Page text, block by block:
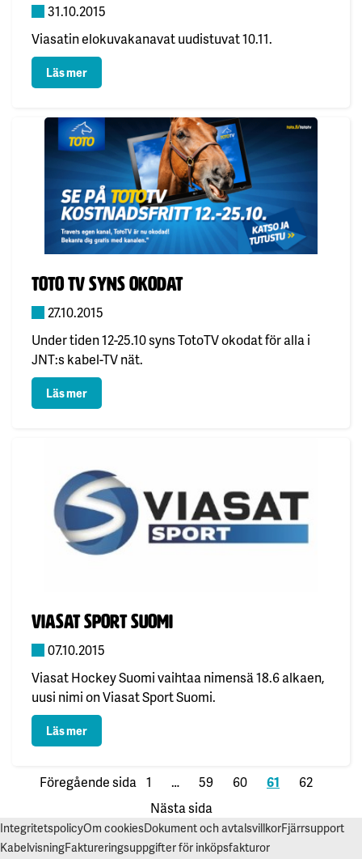
31.10.2015
Viasatin elokuvakanavat uudistuvat 10.11.
Läs mer: Viasatin elokuvakanavat uudistuvat 10.11.
TOTO TV SYNS OKODAT
Publicerad:
27.10.2015
Under tiden 12-25.10 syns TotoTV okodat för alla i
JNT:s kabel-TV nät.
Läs mer: TOTO TV SYNS OKODAT
Viasat sport Suomi
Publicerad:
07.10.2015
Viasat Hockey Suomi vaihtaa nimensä 18.6 alkaen,
uusi nimi on Viasat Sport Suomi.
Läs mer: Viasat sport Suomi
Föregående sida 1 … 59 60 61
62
Nästa sida
IntegritetspolicyOm cookiesDokument och avtalsvillkorFjärrsupport
KabelvisningFaktureringsuppgifter för inköpsfakturor